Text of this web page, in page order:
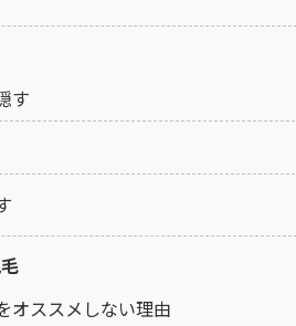
す
オススメしない理由